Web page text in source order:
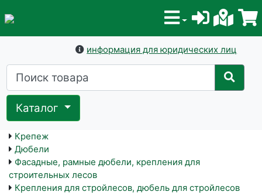
информация для юридических лиц
Каталог
Крепеж
Дюбели
Фасадные, рамные дюбели, крепления для
строительных лесов
Крепления для стройлесов, дюбель для стройлесов